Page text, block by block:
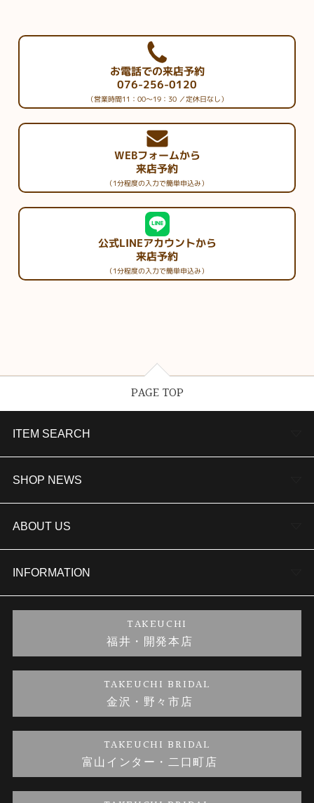
お電話での来店予約
076-256-0120
（営業時間11：00～19：30 ／定休日なし）
WEBフォームから
来店予約
（1分程度の入力で簡単申込み）
公式LINEアカウントから
来店予約
（1分程度の入力で簡単申込み）
PAGE TOP
ITEM SEARCH
婚約指輪
結婚指輪
セットリング
婚約ネックレス
金・プラチナのお取引
SHOP NEWS
TAKEUCHI BRIDAL金沢本店情報
商品一覧
ブランドリスト
金澤指輪工房｜手作りペアリング
金澤指輪工房｜手作り結婚指輪 and 婚約指輪
金澤指輪工房｜手作り婚約指輪プロポーズプラン
ABOUT US
会社概要
お客様の声
INFORMATION
プライバシーポリシー
TAKEUCHI
福井・開発本店
TAKEUCHI BRIDAL
金沢・野々市店
TAKEUCHI BRIDAL
富山インター・二口町店